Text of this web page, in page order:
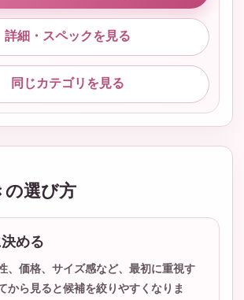
詳細・スペックを見る
同じカテゴリを見る
の選び方
める
、価格、サイズ感など、最初に重視す
から見ると候補を絞りやすくなりま